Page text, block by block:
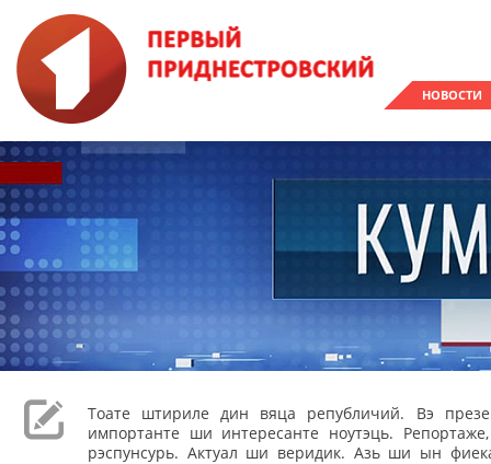
НОВОСТИ
Тоате штириле дин вяца републичий. Вэ
импортанте ши интересанте ноутэць.
рэспунсурь. Актуал ши веридик. Азь ши ын